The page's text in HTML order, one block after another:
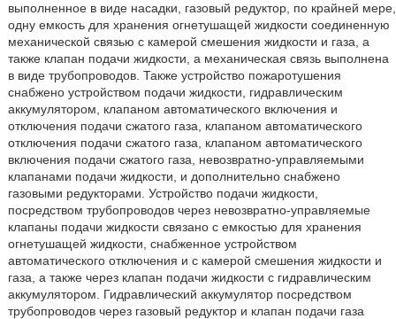
выполненное в виде насадки, газовый редуктор, по крайней мере,
одну емкость для хранения огнетушащей жидкости соединенную
механической связью с камерой смешения жидкости и газа, а
также клапан подачи жидкости, а механическая связь выполнена
в виде трубопроводов. Также устройство пожаротушения
снабжено устройством подачи жидкости, гидравлическим
аккумулятором, клапаном автоматического включения и
отключения подачи сжатого газа, клапаном автоматического
отключения подачи сжатого газа, клапаном автоматического
включения подачи сжатого газа, невозвратно-управляемыми
клапанами подачи жидкости, и дополнительно снабжено
газовыми редукторами. Устройство подачи жидкости,
посредством трубопроводов через невозвратно-управляемые
клапаны подачи жидкости связано с емкостью для хранения
огнетушащей жидкости, снабженное устройством
автоматического отключения и с камерой смешения жидкости и
газа, а также через клапан подачи жидкости с гидравлическим
аккумулятором. Гидравлический аккумулятор посредством
трубопроводов через газовый редуктор и клапан подачи газа